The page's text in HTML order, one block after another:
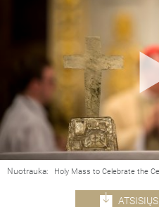
Nuotrauka: Holy Mass to Celebrate the